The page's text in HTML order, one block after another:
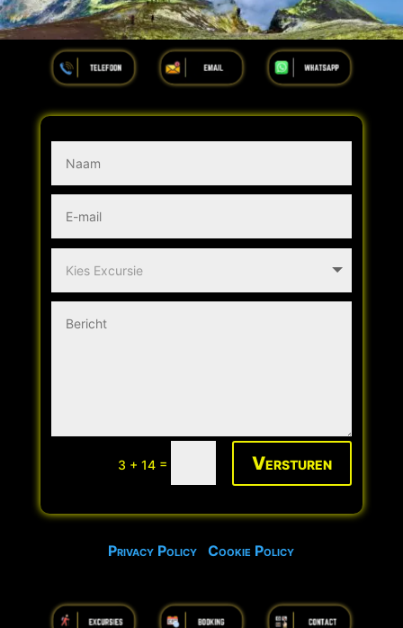
3 + 14 = Versturen
Privacy PolicyCookie Policy